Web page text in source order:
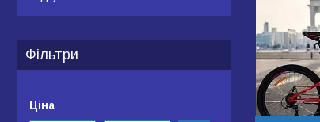
Фільтри
Ціна